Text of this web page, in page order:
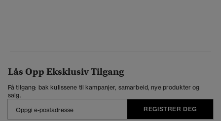
Lås Opp Eksklusiv Tilgang
Få tilgang: bak kulissene til kampanjer, samarbeid, nye produkter og
salg.
REGISTRER DEG